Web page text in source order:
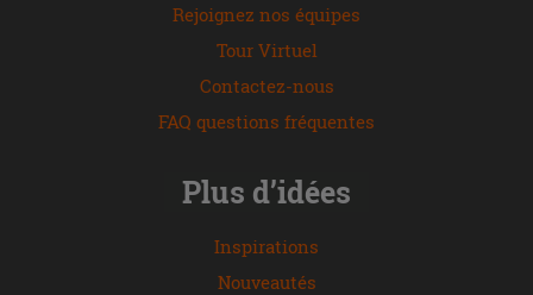
Rejoignez nos équipes
Tour Virtuel
Contactez-nous
FAQ questions fréquentes
Plus d’idées
Inspirations
Nouveautés